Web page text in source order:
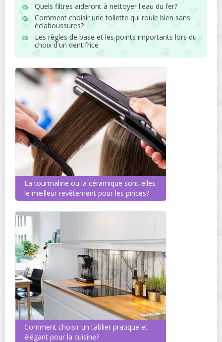
Quels filtres aideront à nettoyer l'eau du fer?
Comment choisir une toilette qui roule bien sans
éclaboussures?
Les règles de base et les points importants lors du
choix d'un dentifrice
La tourmaline ou la céramique sont-elles
le meilleur revêtement pour les pinces?
Comment choisir un tablier pratique et
élégant pour la cuisine?